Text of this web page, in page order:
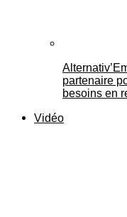
partenaire
besoins en
Vidéo